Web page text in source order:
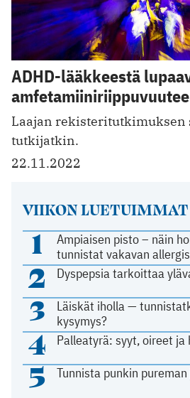
ADHD-lääkkeestä
Laajan rekisteritutkimuksen
tutkijatkin.
22.11.2022
VIIKON LUETUIMMAT
1
Ampiaisen pisto – näin
tunnistat vakavan
2 Dyspepsia tarkoittaa
3
Läiskät iholla —
kysymys?
4 Palleatyrä: syyt, oireet ja
5 Tunnista punkin